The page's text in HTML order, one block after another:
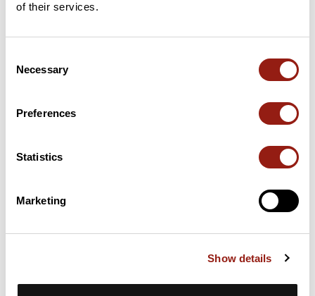
of their services.
Selection
Necessary
Preferences
Statistics
Marketing
Show details
Cols extraits du catalogue du Club des Cent Cols
Résumé
Carcassonne. Ce parcours emprunte 80,7 km de routes. Il
présente une ascension cumulée de plus de 900m. Prévoyez